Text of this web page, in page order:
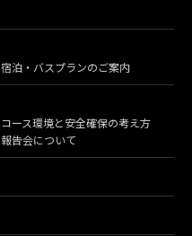
宿泊・バスプランのご案内
コース環境と安全確保の考え方
報告会について